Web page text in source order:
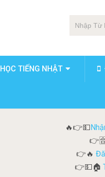
HỌC TIẾNG NHẬT
🔥👉💵
👉🔥
👉💵🏠